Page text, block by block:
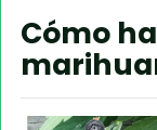
Cómo